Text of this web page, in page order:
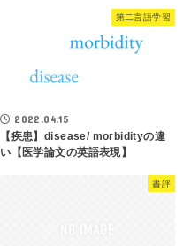
第二言語学習
2022.04.15
【疾患】disease/ morbidityの違
い【医学論文の英語表現】
書評